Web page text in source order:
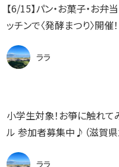
【6/15】パン・お菓子・お
ッチンで〈発酵まつり〉開催！
ララ
小学生対象！お箏に触れて
ル 参加者募集中♪（滋賀
ララ